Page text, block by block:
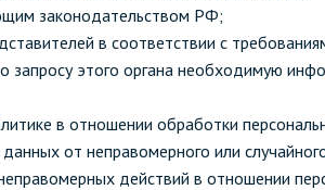
законодательством РФ;
в соответствии с
этого органа необходимую
в отношении обработки
от неправомерного или
действий в отношении